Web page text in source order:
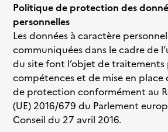
Politique de protection des
personnelles
Les données à caractère personnel
communiquées dans le cadre de
du site font l’objet de traitements
compétences et de mise en place
de protection conformément au
(UE) 2016/679 du Parlement
Conseil du 27 avril 2016.